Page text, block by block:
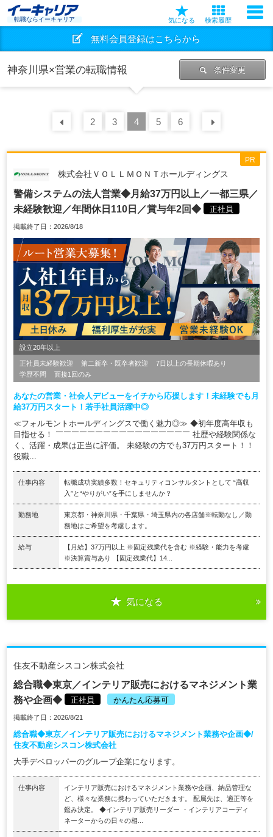
転職ならイーキャリア 気になる 検索履歴
無料会員登録はこちらから
神奈川県×営業の転職情報 条件変更
前の 30
2 3 4 5 6
株式会社ＶＯＬＬＭＯＮＴホールディングス
警備システムの法人営業◆月給37万円以上／一都三県／
未経験歓迎／年間休日110日／賞与年2回◆
正社員
掲載終了日：2026/8/18
設立20年以上
正社員未経験歓迎 第二新卒・既卒者歓迎
7日以上の長期休暇あり
学歴不問
面接1回のみ
あなたの営業・社会人デビューをイチから応援します！未経験でも月
給37万円スタート！若手社員活躍中◎
≪フォルモントホールディングスで働く魅力◎≫ ◆初年度高年収も
目指せる！ ￣￣￣￣￣￣￣￣￣￣￣￣￣￣￣￣￣ 社歴や経験関係な
く、活躍・成果は正当に評価。 未経験の方でも37万円スタート！！
役職...
仕事内容
転職成功実績多数！セキュリティコンサルタントとして “高収
入”と“やりがい”を手にしませんか？
勤務地
東京都・神奈川県・千葉県・埼玉県内の各店舗※転勤なし／勤
務地はご希望を考慮します。
給与
【月給】37万円以上 ※固定残業代を含む ※経験・能力を考慮
※決算賞与あり 【固定残業代】14...
気になる
PR
住友不動産シスコン株式会社
総合職◆東京／インテリア販売におけるマネジメント業
務や企画◆
正社員 かんたん応募可
掲載終了日：2026/8/21
総合職◆東京／インテリア販売におけるマネジメント業務や企画◆/
住友不動産シスコン株式会社
大手デベロッパーのグループ企業になります。
仕事内容
インテリア販売におけるマネジメント業務や企画、納品管理な
ど、様々な業務に携わっていただきます。 配属先は、適正等を
鑑み決定。 ◆インテリア販売リーダー ・インテリアコーディ
ネーターからの日々の相...